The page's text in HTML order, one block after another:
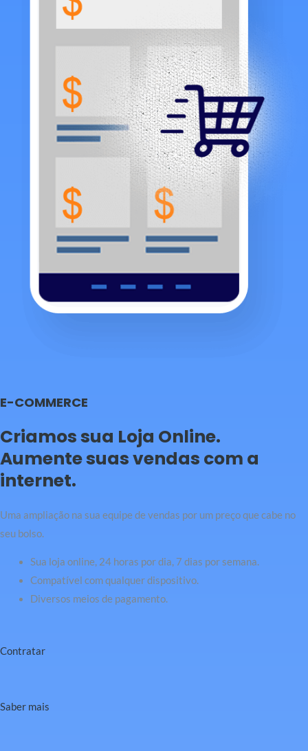
E-COMMERCE
Criamos sua Loja Online.
Aumente suas vendas com a
internet.
Uma ampliação na sua equipe de vendas por um preço que cabe no
seu bolso.
Sua loja online, 24 horas por dia, 7 dias por semana.
Compatível com qualquer dispositivo.
Diversos meios de pagamento.
Contratar
Saber mais